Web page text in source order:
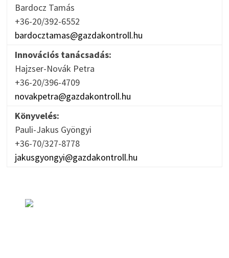
Bardocz Tamás
+36-20/392-6552
bardocztamas@gazdakontroll.hu
Innovációs tanácsadás:
Hajzser-Novák Petra
+36-20/396-4709
novakpetra@gazdakontroll.hu
Könyvelés:
Pauli-Jakus Gyöngyi
+36-70/327-8778
jakusgyongyi@gazdakontroll.hu